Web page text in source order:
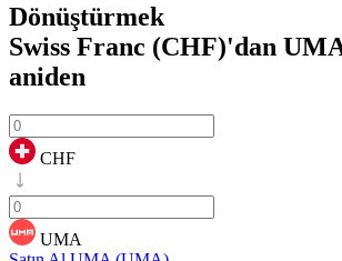
Dönüştürmek
Swiss Franc (CHF)'dan
aniden
CHF
UMA